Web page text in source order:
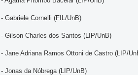
- Gabriele Cornelli (FIL/UnB)
- Gilson Charles dos Santos (LIP/UnB)
- Jane Adriana Ramos Ottoni de Castro (LIP/
- Jonas da Nóbrega (LIP/UnB)